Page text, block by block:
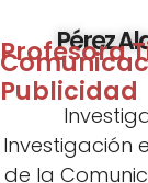
Pérez
Profesora
Publicidad
Investigación
de la